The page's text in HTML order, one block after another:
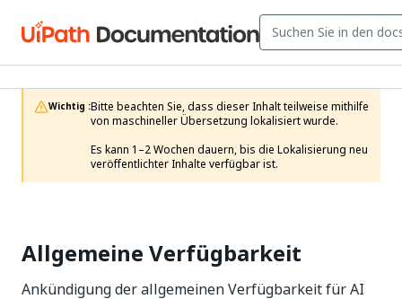
Wichtig :Bitte beachten Sie, dass dieser Inhalt teilweise mithilfe
von maschineller Übersetzung lokalisiert wurde.
Es kann 1–2 Wochen dauern, bis die Lokalisierung neu
veröffentlichter Inhalte verfügbar ist.
Allgemeine Verfügbarkeit
Ankündigung der allgemeinen Verfügbarkeit für AI